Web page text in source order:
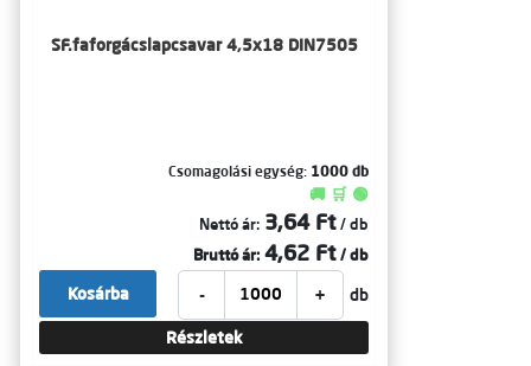
SF.faforgácslapcsavar 4,5x18 DIN7505
Csomagolási egység: 1000 db
🚚 🛒 🟢
Nettó ár: 3,64 Ft / db
Bruttó ár: 4,62 Ft / db
- + db
Kosárba
Részletek